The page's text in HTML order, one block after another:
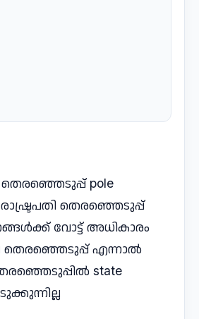
തെരഞ്ഞെടുപ്പ് pole
തെരഞ്ഞെടുപ്പ്
വോട്ട് അധികാരം
തെരഞ്ഞെടുപ്പ് എന്നാൽ
state